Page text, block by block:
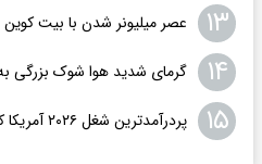
۱۳ عصر میلیونر شدن با بیت کوین
۱۴ گرمای شدید هوا شوک بزرگی به
۱۵ پردرآمدترین شغل ۲۰۲۶ آمریکا کدام است؟